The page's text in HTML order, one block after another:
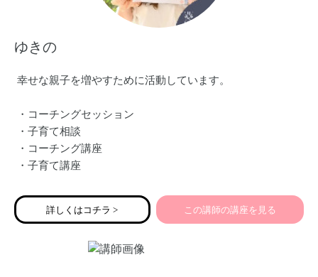
ゆきの
幸せな親子を増やすために活動しています。
・コーチングセッション
・子育て相談
・コーチング講座
・子育て講座
・保育園スーパーバイザーなど
い進んでいけるようにサポートしています。
詳しくはコチラ > この講師の講座を見る